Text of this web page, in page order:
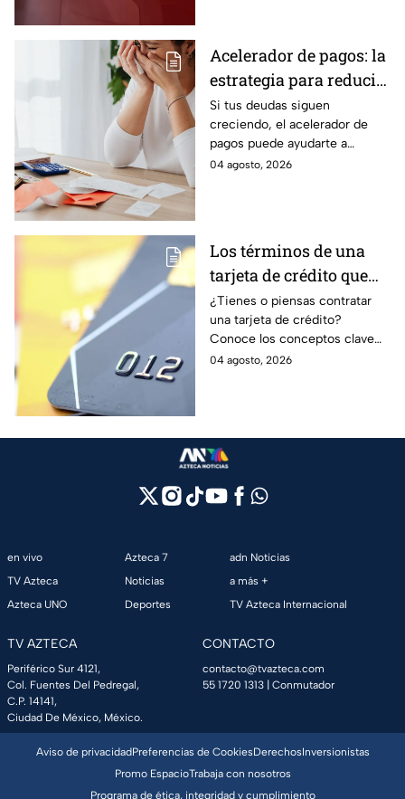
Acelerador de pagos: la
estrategia para reducir
tus deudas más rápido
y recuperar el control
de tus finanzas
Si tus deudas siguen
creciendo, el acelerador de
pagos puede ayudarte a
ordenar tus finanzas, priorizar
04 agosto, 2026
Los términos de una
tarjeta de crédito que
debes entender para
evitar deudas
¿Tienes o piensas contratar
una tarjeta de crédito?
Conoce los conceptos clave
como CAT, fecha de corte,
04 agosto, 2026
en vivo
TV Azteca
Azteca UNO
Azteca 7
Noticias
Deportes
adn Noticias
a más +
TV Azteca Internacional
TV AZTECA
Periférico Sur 4121,
Col. Fuentes Del Pedregal,
C.P. 14141,
Ciudad De México, México.
CONTACTO
contacto@tvazteca.com
55 1720 1313 | Conmutador
Aviso de privacidadPreferencias de CookiesDerechosInversionistas
Promo EspacioTrabaja con nosotros
Programa de ética, integridad y cumplimiento